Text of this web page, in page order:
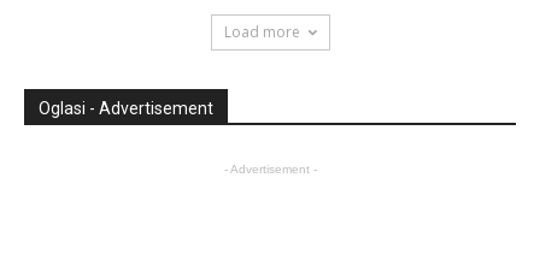
Load more
Oglasi - Advertisement
- Advertisement -